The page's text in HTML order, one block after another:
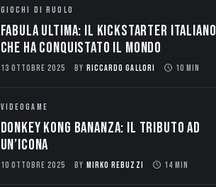
GIOCHI DI RUOLO
Fabula Ultima: il Kickstarter italiano
che ha conquistato il mondo
13 OTTOBRE 2025 BY RICCARDO GALLORI 10 MIN
VIDEOGAME
Donkey Kong Bananza: Il Tributo ad
un’Icona
10 OTTOBRE 2025 BY MIRKO REBUZZI 14 MIN